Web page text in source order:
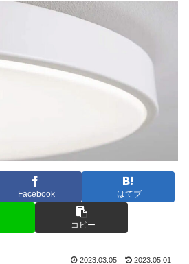
Facebook はてブ
コピー
2023.03.05 2023.05.01